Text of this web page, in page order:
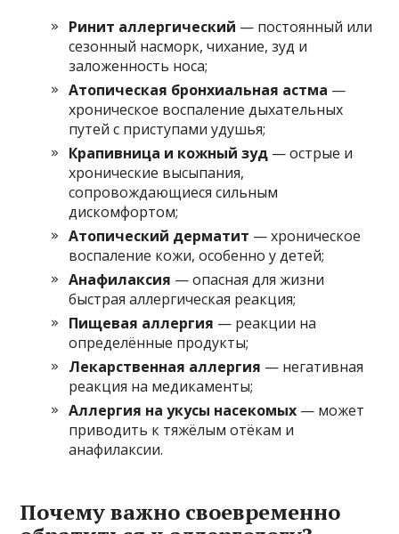
Ринит аллергический — постоянный или
сезонный насморк, чихание, зуд и
заложенность носа;
Атопическая бронхиальная астма —
хроническое воспаление дыхательных
путей с приступами удушья;
Крапивница и кожный зуд — острые и
хронические высыпания,
сопровождающиеся сильным
дискомфортом;
Атопический дерматит — хроническое
воспаление кожи, особенно у детей;
Анафилаксия — опасная для жизни
быстрая аллергическая реакция;
Пищевая аллергия — реакции на
определённые продукты;
Лекарственная аллергия — негативная
реакция на медикаменты;
Аллергия на укусы насекомых — может
приводить к тяжёлым отёкам и
анафилаксии.
Почему важно своевременно